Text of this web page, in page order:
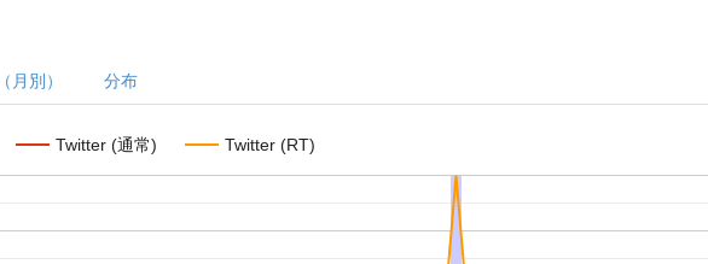
月別） 分布
Twitter (通常) Twitter (RT)